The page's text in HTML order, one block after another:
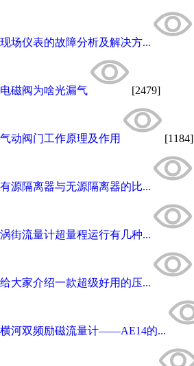
现场仪表的故障分析及解决方...
电磁阀为啥光漏气 [2479]
气动阀门工作原理及作用 [1184]
有源隔离器与无源隔离器的比...
涡街流量计超量程运行有几种...
给大家介绍一款超级好用的压...
横河双频励磁流量计——AE14的...